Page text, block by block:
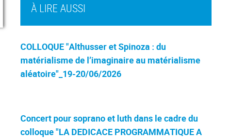
À LIRE AUSSI
COLLOQUE "Althusser et Spinoza : du
matérialisme de l’imaginaire au matérialisme
aléatoire"_19-20/06/2026
Concert pour soprano et luth dans le cadre du
colloque "LA DEDICACE PROGRAMMATIQUE A